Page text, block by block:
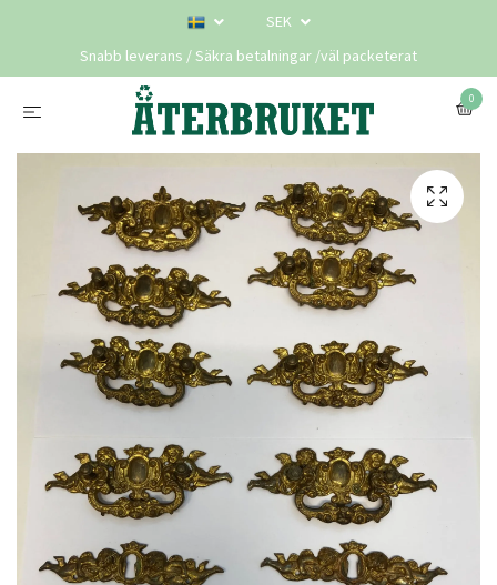
SEK
Snabb leverans / Säkra betalningar /väl packeterat
0